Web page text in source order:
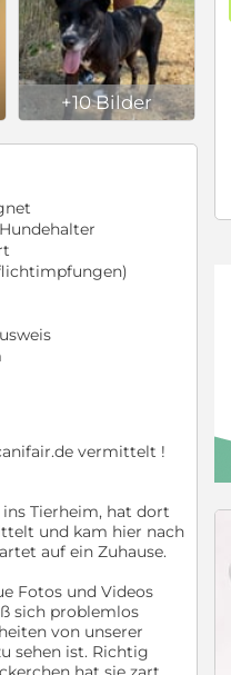
+10 Bilder
vermittelt !
Tierheim, hat dort
und kam hier nach
auf ein Zuhause.
Fotos und Videos
sich problemlos
von unserer
sehen ist. Richtig